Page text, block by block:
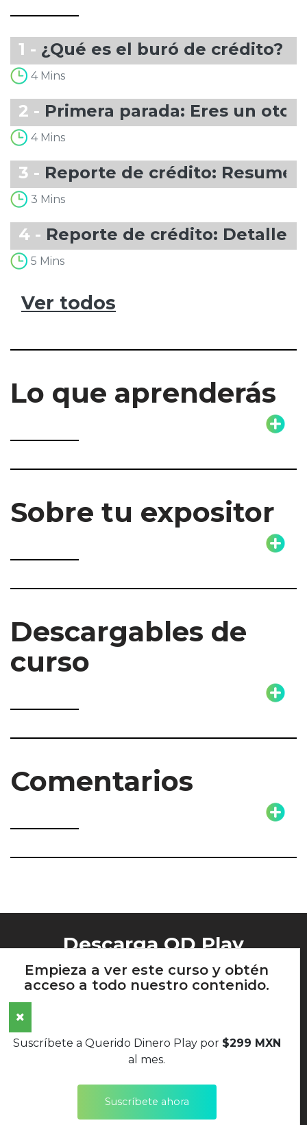
1 - ¿Qué es el buró de crédito?
4 Mins
2 - Primera parada: Eres un
4 Mins
3 - Reporte de crédito: Resumen
3 Mins
4 - Reporte de crédito: Detalles
5 Mins
Ver todos
Lo que aprenderás
Sobre tu expositor
Descargables de
curso
Comentarios
Empieza a ver este curso y obtén
acceso a todo nuestro contenido.
Suscríbete a Querido Dinero Play por $299 MXN
al mes.
Suscríbete ahora
Descarga QD Play
AVISO DE PRIVACIDAD
TÉRMINOS Y CONDICIONES